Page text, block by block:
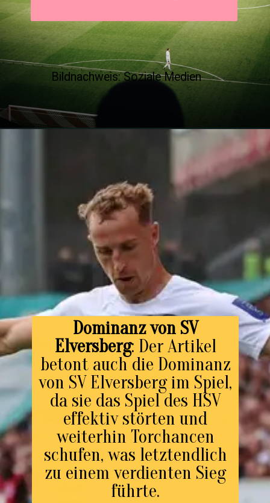
Bildnachweis: Soziale Medien
Dominanz von SV
Elversberg: Der Artikel
betont auch die Dominanz
von SV Elversberg im Spiel,
da sie das Spiel des HSV
effektiv störten und
weiterhin Torchancen
schufen, was letztendlich
zu einem verdienten Sieg
führte.